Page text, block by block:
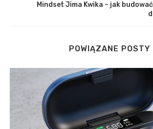
Mindset Jima Kwika – jak
POWIĄZANE POSTY